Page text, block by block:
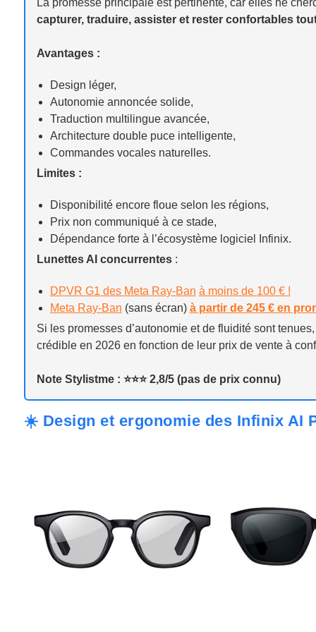
capturer, traduire, assister et rester confortables
Avantages :
Design léger,
Autonomie annoncée solide,
Traduction multilingue avancée,
Architecture double puce intelligente,
Commandes vocales naturelles.
Limites :
Disponibilité encore floue selon les régions,
Prix non communiqué à ce stade,
Dépendance forte à l’écosystème logiciel Infinix.
Lunettes AI concurrentes:
DPVR G1 des Meta Ray-Ban à moins de 100 € !
Meta Ray-Ban (sans écran) à partir de 245 € en
Si les promesses d’autonomie et de fluidité sont
crédible en 2026 en fonction de leur prix de vente à
Note Stylistme : ⭐️⭐️⭐️ 2,8/5 (pas de prix connu)
☀️ Design et ergonomie des Infinix AI